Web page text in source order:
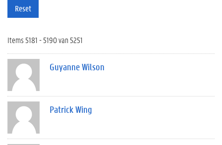
Reset
Items 5181 - 5190 van 5251
Guyanne Wilson
Patrick Wing